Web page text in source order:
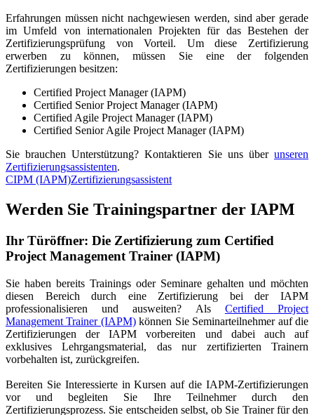
Erfahrungen müssen nicht nachgewiesen werden, sind aber gerade
im Umfeld von internationalen Projekten für das Bestehen der
Zertifizierungsprüfung von Vorteil. Um diese Zertifizierung
erwerben zu können, müssen Sie eine der folgenden
Zertifizierungen besitzen:
Certified Project Manager (IAPM)
Certified Senior Project Manager (IAPM)
Certified Agile Project Manager (IAPM)
Certified Senior Agile Project Manager (IAPM)
Sie brauchen Unterstützung? Kontaktieren Sie uns über unseren
Zertifizierungsassistenten.
CIPM (IAPM)Zertifizierungsassistent
Werden Sie Trainingspartner der IAPM
Ihr Türöffner: Die Zertifizierung zum Certified
Project Management Trainer (IAPM)
Sie haben bereits Trainings oder Seminare gehalten und möchten
diesen Bereich durch eine Zertifizierung bei der IAPM
professionalisieren und ausweiten? Als Certified Project
Management Trainer (IAPM)können Sie Seminarteilnehmer auf die
Zertifizierungen der IAPM vorbereiten und dabei auch auf
exklusives Lehrgangsmaterial, das nur zertifizierten Trainern
vorbehalten ist, zurückgreifen.
Bereiten Sie Interessierte in Kursen auf die IAPM-Zertifizierungen
vor und begleiten Sie Ihre Teilnehmer durch den
Zertifizierungsprozess. Sie entscheiden selbst, ob Sie Trainer für den